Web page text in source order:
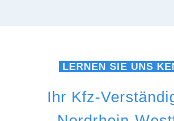
LERNEN SIE UNS
Ihr Kfz-